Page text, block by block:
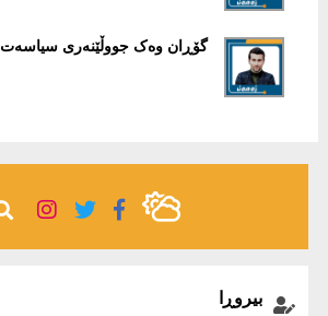
گۆڕان وەک جووڵێنەری سیاسەت
بیروڕا